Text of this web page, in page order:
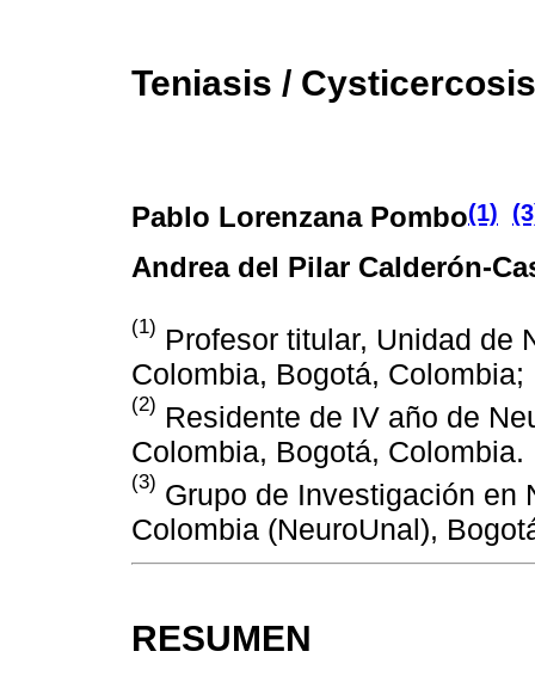
Teniasis /
Pablo Lorenzana Pombo(1)
Andrea del Pilar Calderón-
(1) Profesor titular, Unidad de
Colombia, Bogotá, Colombia;
(2) Residente de IV año de
Colombia, Bogotá, Colombia.
(3) Grupo de Investigación en
Colombia (NeuroUnal),
RESUMEN